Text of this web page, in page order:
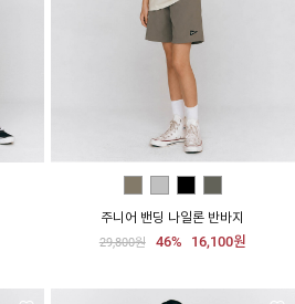
주니어 밴딩 나일론 반바지
29,800원 46% 16,100원